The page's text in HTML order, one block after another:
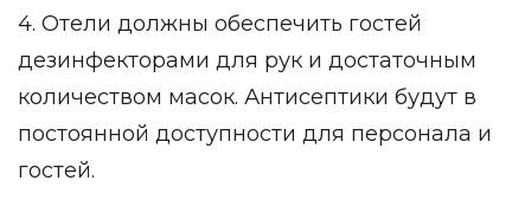
4. Отели должны обеспечить гостей
дезинфекторами для рук и достаточным
количеством масок. Антисептики будут в
постоянной доступности для персонала и
гостей.